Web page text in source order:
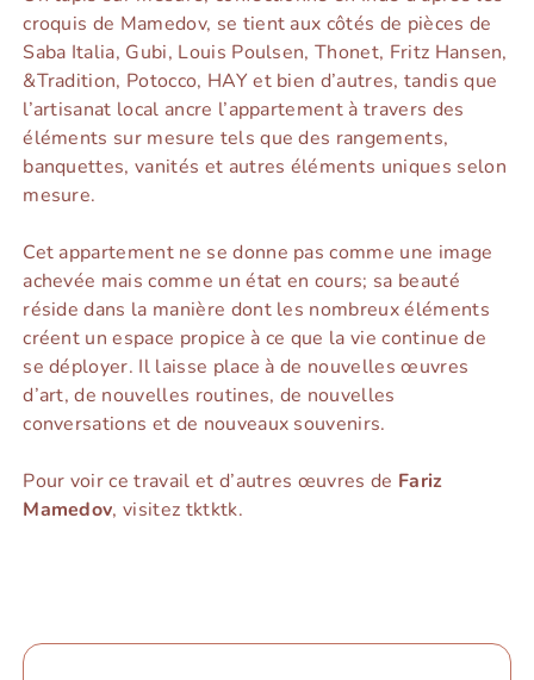
croquis de Mamedov, se tient aux côtés de pièces de
Saba Italia, Gubi, Louis Poulsen, Thonet, Fritz Hansen,
&Tradition, Potocco, HAY et bien d’autres, tandis que
l’artisanat local ancre l’appartement à travers des
éléments sur mesure tels que des rangements,
banquettes, vanités et autres éléments uniques selon
mesure.
Cet appartement ne se donne pas comme une image
achevée mais comme un état en cours; sa beauté
réside dans la manière dont les nombreux éléments
créent un espace propice à ce que la vie continue de
se déployer. Il laisse place à de nouvelles œuvres
d’art, de nouvelles routines, de nouvelles
conversations et de nouveaux souvenirs.
Pour voir ce travail et d’autres œuvres de Fariz
Mamedov, visitez tktktk.